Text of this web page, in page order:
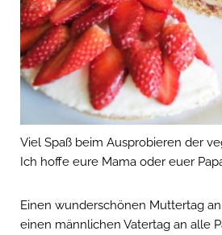
Viel Spaß beim Ausprobieren der
Ich hoffe eure Mama oder euer
Einen wunderschönen Muttertag
einen männlichen Vatertag an alle